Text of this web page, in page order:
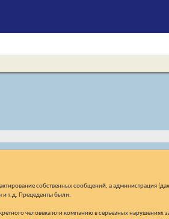
собственных сообщений, а администрация
и т.д. Прецеденты были.
человека или компанию в серьезных нарушениях